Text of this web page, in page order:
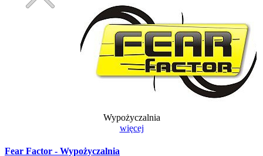
Wypożyczalnia
więcej
Fear Factor - Wypożyczalnia